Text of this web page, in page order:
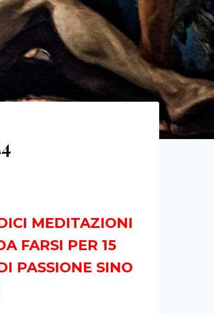
MEDITAZIONI
FARSI PER 15
PASSIONE SINO